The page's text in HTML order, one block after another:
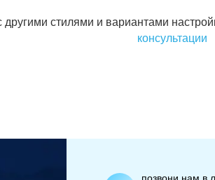
другими стилями и вариантами
консультации